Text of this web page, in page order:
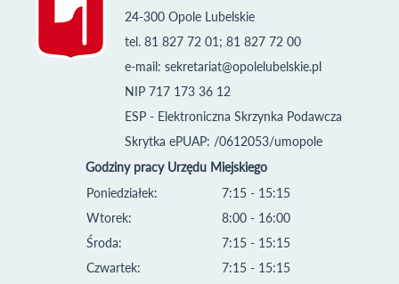
24-300 Opole Lubelskie
tel. 81 827 72 01; 81 827 72 00
e-mail: sekretariat@opolelubelskie.pl
NIP 717 173 36 12
ESP - Elektroniczna Skrzynka Podawcza
Skrytka ePUAP: /0612053/umopole
Godziny pracy Urzędu Miejskiego
Poniedziałek:
Wtorek:
Środa:
Czwartek:
7:15 - 15:15
8:00 - 16:00
7:15 - 15:15
7:15 - 15:15